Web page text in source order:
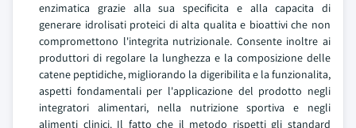
enzimatica grazie alla sua specificita e alla capacita di
generare idrolisati proteici di alta qualita e bioattivi che non
compromettono l'integrita nutrizionale. Consente inoltre ai
produttori di regolare la lunghezza e la composizione delle
catene peptidiche, migliorando la digeribilita e la funzionalita,
aspetti fondamentali per l'applicazione del prodotto negli
integratori alimentari, nella nutrizione sportiva e negli
alimenti clinici. Il fatto che il metodo rispetti gli standard